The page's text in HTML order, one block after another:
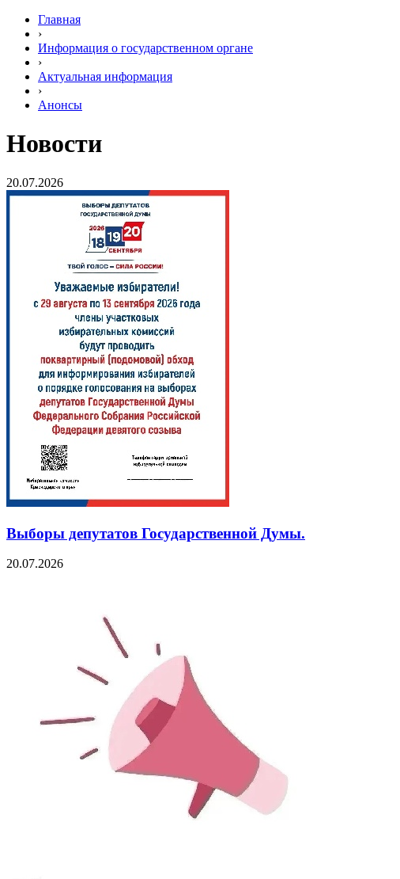
Главная
›
Информация о государственном органе
›
Актуальная информация
›
Анонсы
Новости
20.07.2026
Выборы депутатов Государственной Думы.
20.07.2026